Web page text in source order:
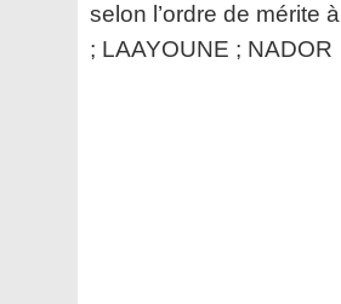
selon l’ordre de mérite
; LAAYOUNE ; NADOR